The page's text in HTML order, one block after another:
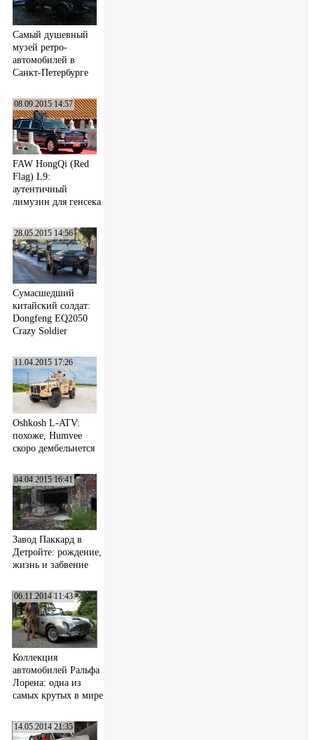
Самый душевный
музей ретро-
автомобилей в
Санкт-Петербурге
08.09.2015 14:57
FAW HongQi (Red
Flag) L9:
аутентичный
лимузин для генсека
28.05.2015 14:56
Сумасшедший
китайский солдат:
Dongfeng EQ2050
Crazy Soldier
11.04.2015 17:26
Oshkosh L-ATV:
похоже, Humvee
скоро дембельнется
04.04.2015 16:41
Завод Паккард в
Детройте: рождение,
жизнь и забвение
06.11.2014 11:43
Коллекция
автомобилей Ральфа
Лорена: одна из
самых крутых в мире
14.05.2014 21:35